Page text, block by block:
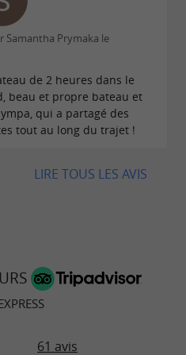
maintenant au : 06
sur l’eau.
Samantha Prymaka le
de 2 heures dans le
beau et propre bateau et
qui a partagé des
tout au long du trajet !
LIRE TOUS LES AVIS
61 avis